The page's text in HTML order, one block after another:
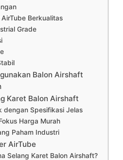
Berkualitas
Grade
Balon Airshaft
Karet Balon Airshaft
dengan Spesifikasi Jelas
Harga Murah
Paham Industri
AirTube
Selang Karet Balon Airshaft?